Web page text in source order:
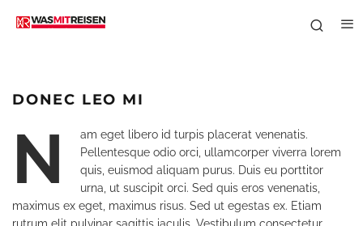
DONEC LEO MI
N
am eget libero id turpis placerat venenatis.
Pellentesque odio orci, ullamcorper viverra lorem
quis, euismod aliquam purus. Duis eu porttitor
urna, ut suscipit orci. Sed quis eros venenatis,
maximus ex eget, maximus risus. Sed ut egestas ex. Etiam